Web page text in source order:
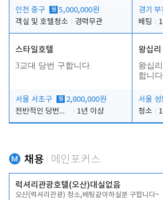
인천 중구 월 5,000,000원
객실 및 호텔청소
경력무관
경기 부
베팅
스타일호텔
3교대 당번 구합니다.
서울 서초구 월 2,800,000원
전반적인 당번업무
1년 이상
왕십리
왕십
합니
서울 성
청소
채용 메인포커스
럭셔리관광호텔(오산)대실없음
오산(럭셔리관광) 청소,베팅같이하실분 구합니다~